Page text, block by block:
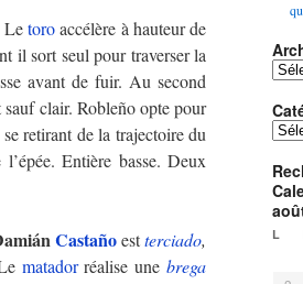
Letoroaccélère à hauteur de
il sort seul pour traverser la
avant de fuir. Au second
clair. Robleño opte pour
retirant de la trajectoire du
Entière basse. Deux
Castañoestterciado,
matadorréalise unebrega
L